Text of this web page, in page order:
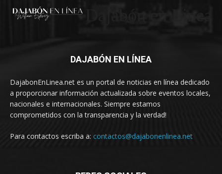
DAJABÓN EN LÍNEA
DajabonEnLinea.net es un portal de noticias en línea dedicado
a proporcionar información actualizada sobre eventos locales,
nacionales e internacionales. Siempre estamos
comprometidos con la transparencia y la verdad!
Para contactos escriba a: contactos@dajabonenlinea.net